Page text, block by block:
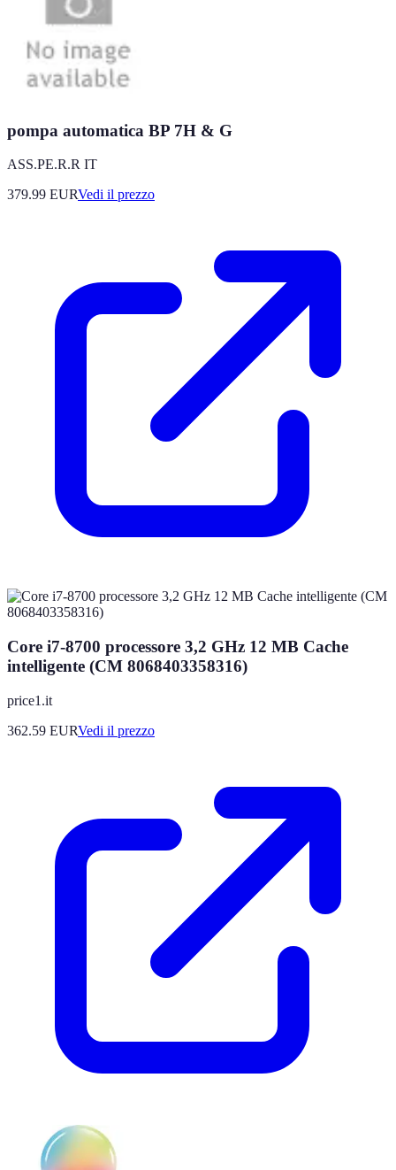
pompa automatica BP 7H & G
ASS.PE.R.R IT
379.99 EURVedi il prezzo
Core i7-8700 processore 3,2 GHz 12 MB Cache
intelligente (CM 8068403358316)
price1.it
362.59 EURVedi il prezzo